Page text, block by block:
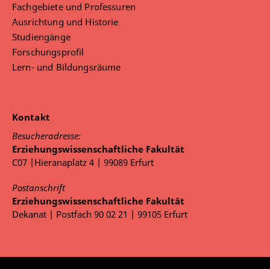
Fachgebiete und Professuren
Ausrichtung und Historie
Studiengänge
Forschungsprofil
Lern- und Bildungsräume
Kontakt
Besucheradresse:
Erziehungswissenschaftliche Fakultät
C07 |Hieranaplatz 4 | 99089 Erfurt
Postanschrift
Erziehungswissenschaftliche Fakultät
Dekanat | Postfach 90 02 21 | 99105 Erfurt